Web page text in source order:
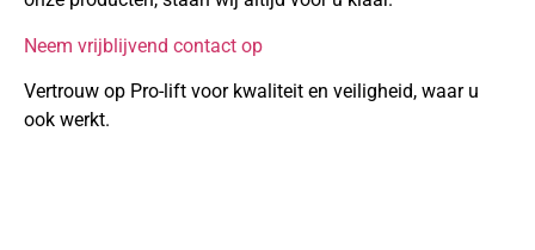
Neem vrijblijvend contact op
Vertrouw op Pro-lift voor kwaliteit en veiligheid, waar u
ook werkt.